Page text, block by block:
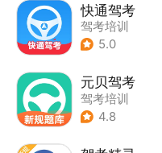
快通驾考
驾考培训
5.0
元贝驾考
驾考培训
4.8